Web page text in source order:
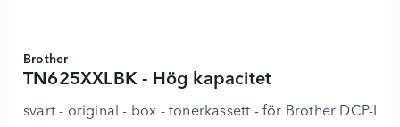
Brother
TN625XXLBK - Hög kapacitet
svart - original - box - tonerkassett - för Brother DCP-